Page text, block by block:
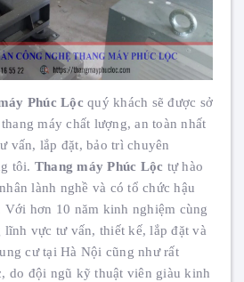
Phúc Lộc quý khách sẽ được sở
máy chất lượng, an toàn nhất
vấn, lắp đặt, bảo trì chuyên
tôi. Thang máy Phúc Lộc tự hào
lành nghề và có tổ chức hậu
Với hơn 10 năm kinh nghiệm cùng
vực tư vấn, thiết kế, lắp đặt và
cư tại Hà Nội cũng như rất
do đội ngũ kỹ thuật viên giàu kinh